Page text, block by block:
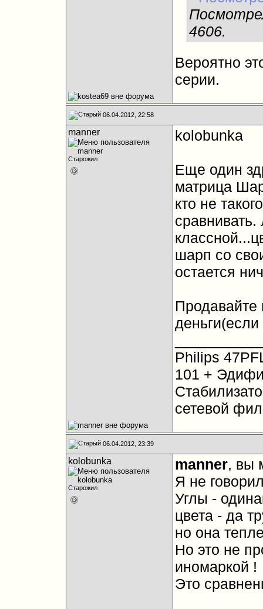
4606.
Вероятно
серии.
06.04.2012, 22:58
manner
Старожил
kolobunka
Еще один
матрица
кто не
шарп со
остается
Продавайте
Philips
101 +
сетевой
06.04.2012, 23:39
kolobunka
Старожил
manner, вы
Я не
Углы -
цвета - да
но она
Но это не
иномаркой !
Это